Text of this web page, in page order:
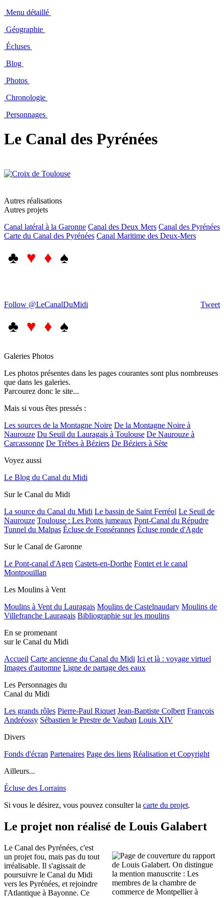
Menu détaillé
Géographie
Écluses
Blog
Photos
Chronologie
Personnages
Le Canal des Pyrénées
Autres réalisations
Autres projets
Canal latéral à la Garonne Canal des Deux Mers Canal des Pyrénées
Carte du Canal des Pyrénées Canal Maritime des Deux-Mers
♣ ♥ ♦ ♠
Tweet
Follow @LeCanalDuMidi
♣ ♥ ♦ ♠
Galeries Photos
Les photos présentes dans les pages courantes sont plus nombreuses
que dans les galeries.
Parcourez donc le site...
Mais si vous êtes pressés :
Les sources de la Montagne Noire De la Montagne Noire à
Naurouze Du Seuil du Lauragais à Toulouse De Naurouze à
Carcassonne De Trèbes à Béziers De Béziers à Sète
Voyez aussi
Le Blog du Canal du Midi
Sur le Canal du Midi
La source du Canal du Midi Le bassin de Saint Ferréol Le Seuil de
Naurouze Toulouse : Les Ponts jumeaux Pont-Canal du Répudre
Tunnel du Malpas Écluse de Fonsérannes Écluse ronde d'Agde
Sur le Canal de Garonne
Le Pont-canal d'Agen Castets-en-Dorthe Fontet et le canal
Montpouillan
Les Moulins à Vent
Moulins à Vent du Lauragais Moulins de Castelnaudary Moulins de
Villefranche Lauragais Bibliographie sur les moulins
En se promenant
sur le Canal du Midi
Accueil Carte ancienne du Canal du Midi Ici et là : voyage virtuel
Images d'automne Ligne de partage des eaux
Les Personnages du
Canal du Midi
Les grands rôles Pierre-Paul Riquet Jean-Baptiste Colbert François
Andréossy Sébastien le Prestre de Vauban Louis XIV
Divers
Fonds d'écran Partenaires Page des liens Réalisation et Copyright
Ailleurs...
Écluse des Lorrains
Si vous le désirez, vous pouvez consulter la carte du projet.
Le projet non réalisé de Louis Galabert
Le Canal des Pyrénées, c'est
un projet fou, mais pas du tout
irréalisable. Il s'agissait de
poursuivre le Canal du Midi
vers les Pyrénées, et rejoindre
l'Atlantique à Bayonne. Ce